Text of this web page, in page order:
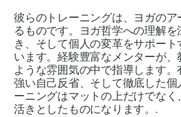
彼らのトレーニングは、ヨガのア
るものです。ヨガ哲学への理解
き、そして個人の変革をサポー
います。経験豊富なメンターが
ような雰囲気の中で指導します
強い自己反省、そして徹底した個
ーニングはマットの上だけでなく
活きとしたものになります。.